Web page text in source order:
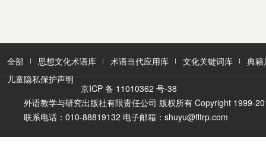
全部 思想文化术语库 术语当代应用库 文化关键词库
典籍
儿童隐私保护声明
京ICP 备 11010362 号-38
外语教学与研究出版社有限责任公司 版权所有 Copyright 1999-
联系电话：010-88819132 电子邮箱：shuyu@fltrp.com